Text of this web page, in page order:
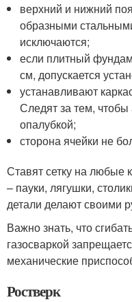
верхний и нижний
образными
исключаются;
если плитный
см, допускается
устанавливают
Следят за тем,
опалубкой;
сторона ячейки не
Ставят сетку на любые
– пауки, лягушки,
детали делают своими
Важно знать, что
газосваркой
механические
Ростверк